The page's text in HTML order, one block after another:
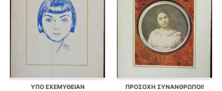
ΥΠΟ ΕΧΕΜΥΘΕΙΑΝ
ΠΡΟΣΟΧΗ ΣΥΝΑΝΘΡΩΠΟΙ!